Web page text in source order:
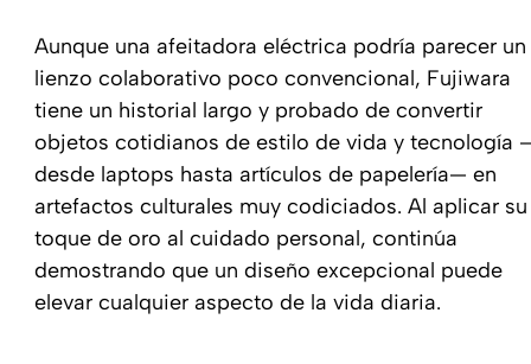
Aunque una afeitadora eléctrica podría parecer un
lienzo colaborativo poco convencional, Fujiwara
tiene un historial largo y probado de convertir
objetos cotidianos de estilo de vida y tecnología
desde laptops hasta artículos de papelería— en
artefactos culturales muy codiciados. Al aplicar su
toque de oro al cuidado personal, continúa
demostrando que un diseño excepcional puede
elevar cualquier aspecto de la vida diaria.